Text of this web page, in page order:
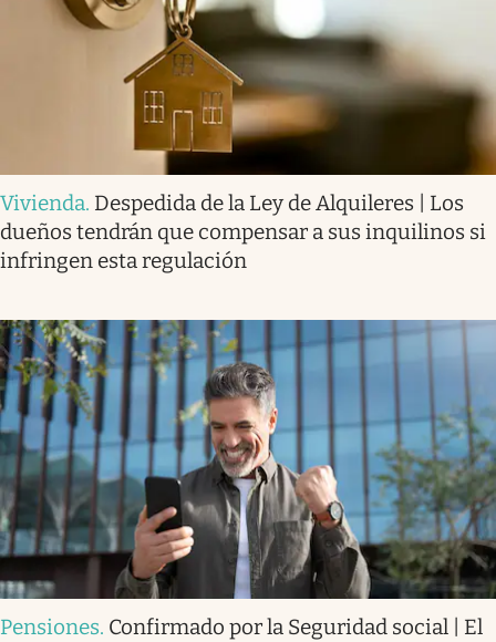
Vivienda. Despedida de la Ley de Alquileres | Los
dueños tendrán que compensar a sus inquilinos si
infringen esta regulación
Pensiones. Confirmado por la Seguridad social | El